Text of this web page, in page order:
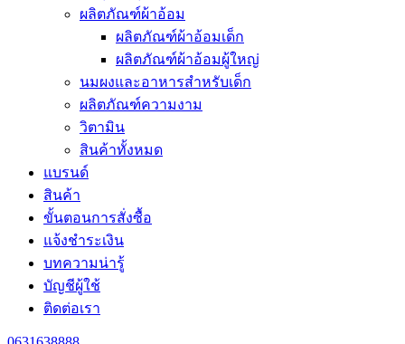
ผลิตภัณฑ์ผ้าอ้อม
ผลิตภัณฑ์ผ้าอ้อมเด็ก
ผลิตภัณฑ์ผ้าอ้อมผู้ใหญ่
นมผงและอาหารสำหรับเด็ก
ผลิตภัณฑ์ความงาม
วิตามิน
สินค้าทั้งหมด
แบรนด์
สินค้า
ขั้นตอนการสั่งซื้อ
แจ้งชำระเงิน
บทความน่ารู้
บัญชีผู้ใช้
ติดต่อเรา